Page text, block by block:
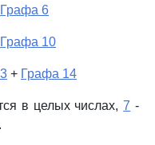
Графа 6
Графа 10
+ Графа 14
в целых числах,7 -